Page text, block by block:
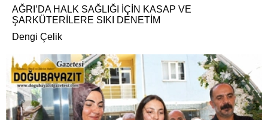
AĞRI’DA HALK SAĞLIĞI İÇİN KASAP VE
ŞARKÜTERİLERE SIKI DENETİM
Dengi Çelik